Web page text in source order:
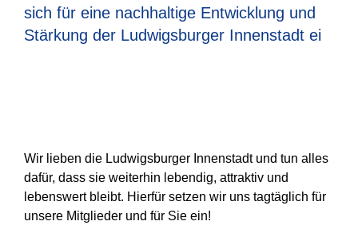
sich für eine nachhaltige Entwicklung und
Stärkung der Ludwigsburger Innenstadt ei
Wir lieben die Ludwigsburger Innenstadt und tun alles
dafür, dass sie weiterhin lebendig, attraktiv und
lebenswert bleibt. Hierfür setzen wir uns tagtäglich für
unsere Mitglieder und für Sie ein!